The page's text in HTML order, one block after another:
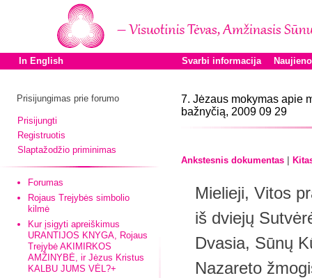
In English Svarbi informacija
Prisijungimas prie forumo
Prisijungti
Registruotis
Slaptažodžio priminimas
Forumas
Rojaus Trejybės simbolio
kilmė
Kur įsigyti apreiškimus
URANTIJOS KNYGA, Rojaus
Trejybė AKIMIRKOS
AMŽINYBĖ, ir Jėzus Kristus
KALBU JUMS VĖL?+
7. Jėzaus mokymas apie
bažnyčią, 2009 09 29
Ankstesnis dokumentas |
Mielieji, Vitos
iš dviejų
Dvasia, Sūnų
Nazareto